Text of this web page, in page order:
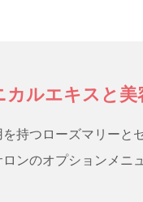
カルエキスと
持つローズマリーと
ンのオプションメニ